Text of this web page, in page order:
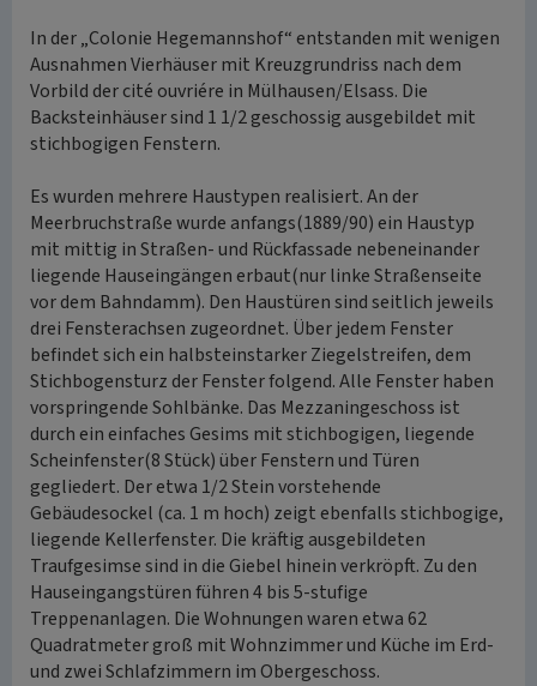
In der „Colonie Hegemannshof“ entstanden mit wenigen
Ausnahmen Vierhäuser mit Kreuzgrundriss nach dem
Vorbild der cité ouvriére in Mülhausen/Elsass. Die
Backsteinhäuser sind 1 1/2 geschossig ausgebildet mit
stichbogigen Fenstern.
Es wurden mehrere Haustypen realisiert. An der
Meerbruchstraße wurde anfangs(1889/90) ein Haustyp
mit mittig in Straßen- und Rückfassade nebeneinander
liegende Hauseingängen erbaut(nur linke Straßenseite
vor dem Bahndamm). Den Haustüren sind seitlich jeweils
drei Fensterachsen zugeordnet. Über jedem Fenster
befindet sich ein halbsteinstarker Ziegelstreifen, dem
Stichbogensturz der Fenster folgend. Alle Fenster haben
vorspringende Sohlbänke. Das Mezzaningeschoss ist
durch ein einfaches Gesims mit stichbogigen, liegende
Scheinfenster(8 Stück) über Fenstern und Türen
gegliedert. Der etwa 1/2 Stein vorstehende
Gebäudesockel (ca. 1 m hoch) zeigt ebenfalls stichbogige,
liegende Kellerfenster. Die kräftig ausgebildeten
Traufgesimse sind in die Giebel hinein verkröpft. Zu den
Hauseingangstüren führen 4 bis 5-stufige
Treppenanlagen. Die Wohnungen waren etwa 62
Quadratmeter groß mit Wohnzimmer und Küche im Erd-
und zwei Schlafzimmern im Obergeschoss.